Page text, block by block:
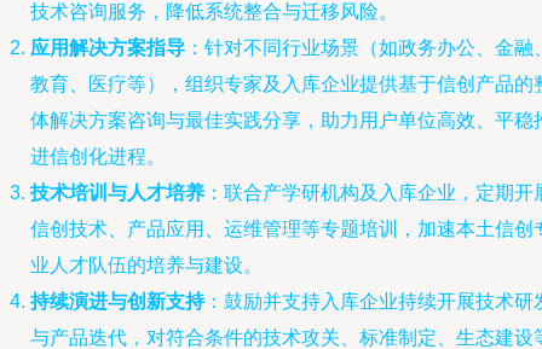
技术咨询服务，降低系统整合与迁移风险。
应用解决方案指导 ：针对不同行业场景（如政务办公、金融
教育、医疗等），组织专家及入库企业提供基于信创产品的
体解决方案咨询与最佳实践分享，助力用户单位高效、平稳
进信创化进程。
技术培训与人才培养 ：联合产学研机构及入库企业，定期开
信创技术、产品应用、运维管理等专题培训，加速本土信创
业人才队伍的培养与建设。
持续演进与创新支持：鼓励并支持入库企业持续开展技术研
与产品迭代，对符合条件的技术攻关、标准制定、生态建设